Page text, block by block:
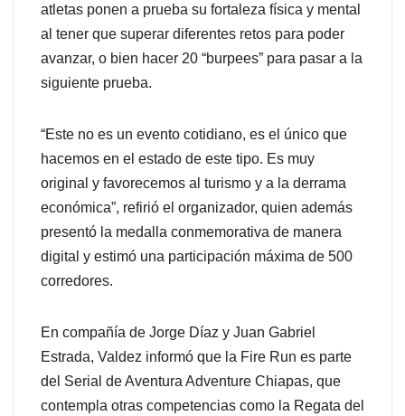
atletas ponen a prueba su fortaleza física y mental
al tener que superar diferentes retos para poder
avanzar, o bien hacer 20 “burpees” para pasar a la
siguiente prueba.
“Este no es un evento cotidiano, es el único que
hacemos en el estado de este tipo. Es muy
original y favorecemos al turismo y a la derrama
económica”, refirió el organizador, quien además
presentó la medalla conmemorativa de manera
digital y estimó una participación máxima de 500
corredores.
En compañía de Jorge Díaz y Juan Gabriel
Estrada, Valdez informó que la Fire Run es parte
del Serial de Aventura Adventure Chiapas, que
contempla otras competencias como la Regata del